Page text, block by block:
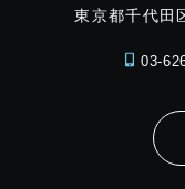
東京都千代田
03-